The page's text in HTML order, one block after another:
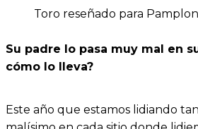
Toro reseñado para
Su padre lo pasa muy mal en
cómo lo lleva?
Este año que estamos lidiando